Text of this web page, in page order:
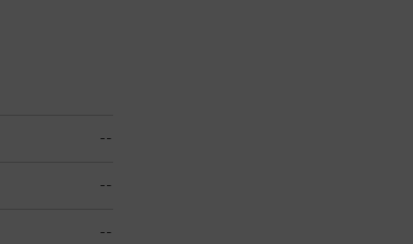
--
--
--